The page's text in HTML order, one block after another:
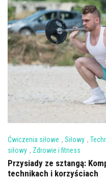
Ćwiczenia siłowe , Siłowy ,
siłowy , Zdrowie i fitness
Przysiady ze sztangą:
technikach i korzyściach